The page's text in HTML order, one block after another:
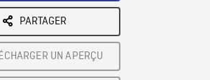
PARTAGER
UN APERÇU